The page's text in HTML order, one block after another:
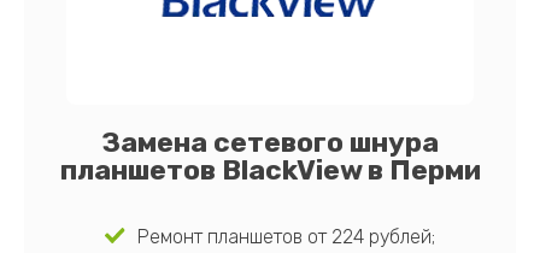
Замена сетевого шнура
планшетов BlackView в Перми
Ремонт планшетов от 224 рублей;